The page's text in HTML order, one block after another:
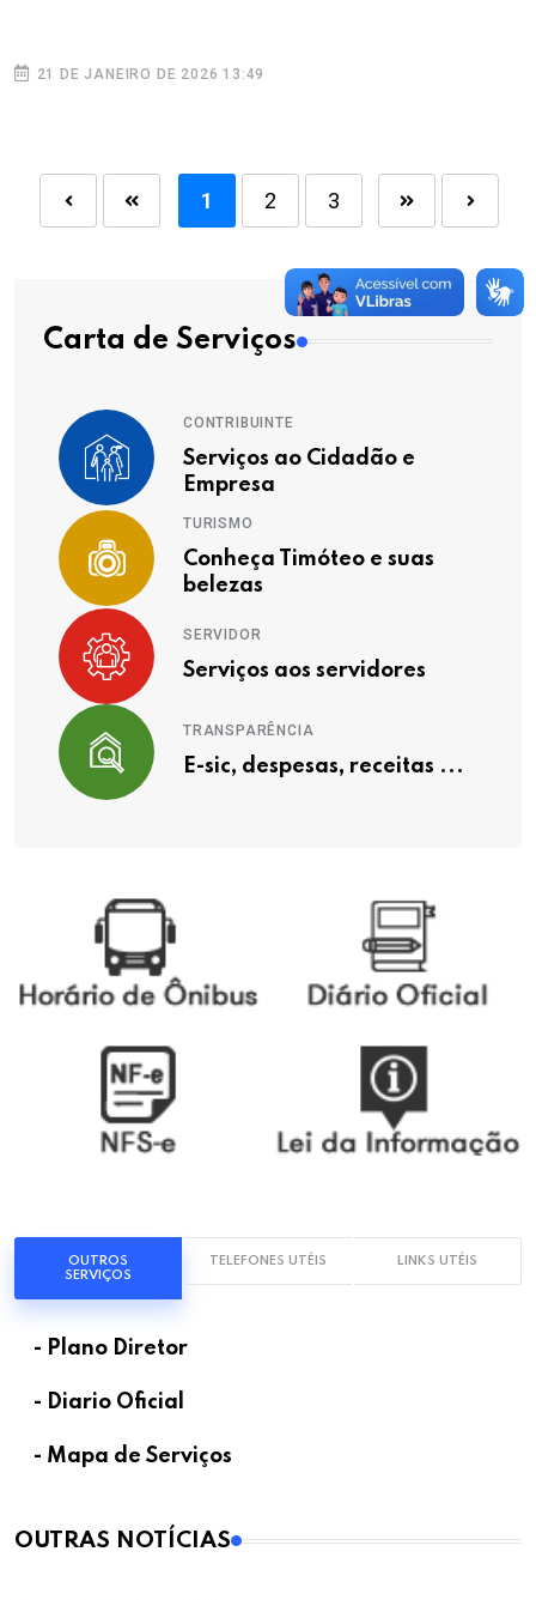
21 DE JANEIRO DE 2026 13:49
1 2 3
Carta de Serviços
CONTRIBUINTE
Serviços ao Cidadão e
Empresa
TURISMO
Conheça Timóteo e suas
belezas
SERVIDOR
Serviços aos servidores
TRANSPARÊNCIA
E-sic, despesas, receitas ...
OUTROS
SERVIÇOS
TELEFONES UTÉIS LINKS UTÉIS
- Plano Diretor
- Diario Oficial
- Mapa de Serviços
OUTRAS NOTÍCIAS